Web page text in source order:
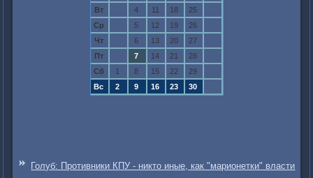
Вт
4 11 18
25
Ср
5 12 19
26
Чт
6 13 20
27
Пт
7 14 21
28
Сб
1 8 15 22
29
Вс
2 9 16 23 30
Голуб: Противники КПУ - никто иные, как "марионетки" власти